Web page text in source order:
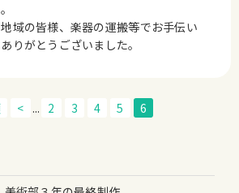
域の皆様、楽器の運搬等でお手伝い
りがとうございました。
< ... 2 3 4 5 6